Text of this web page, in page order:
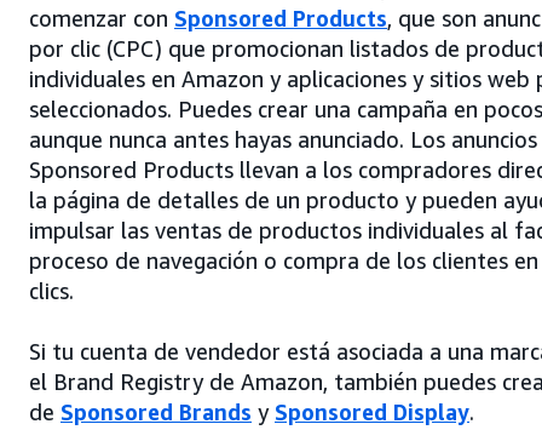
comenzar con Sponsored Products, que son
por clic (CPC) que promocionan listados de
individuales en Amazon y aplicaciones y sitios web
seleccionados. Puedes crear una campaña en
aunque nunca antes hayas anunciado. Los
Sponsored Products llevan a los compradores
la página de detalles de un producto y pueden
impulsar las ventas de productos individuales al
proceso de navegación o compra de los clientes
clics.
Si tu cuenta de vendedor está asociada a una
el Brand Registry de Amazon, también puedes
de Sponsored Brands y Sponsored Display.